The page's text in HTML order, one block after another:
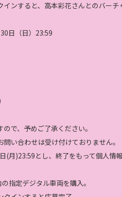
ンすると、高本彩花さんとのバーチ
日（日）23:59
で、予めご了承ください。
い合わせは受け付けておりません。
)23:59とし、終了をもって個人情報
指定デジタル車両を購入。